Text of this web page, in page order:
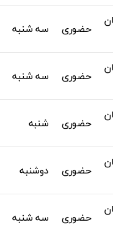
حضوری سه شنبه
حضوری سه شنبه
حضوری شنبه
حضوری دوشنبه
حضوری سه شنبه